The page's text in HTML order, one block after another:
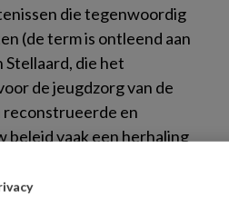
die tegenwoordig
(de term is ontleend aan
Stellaard, die het
de jeugdzorg van de
en
beleid vaak een herhaling
maar wel tot